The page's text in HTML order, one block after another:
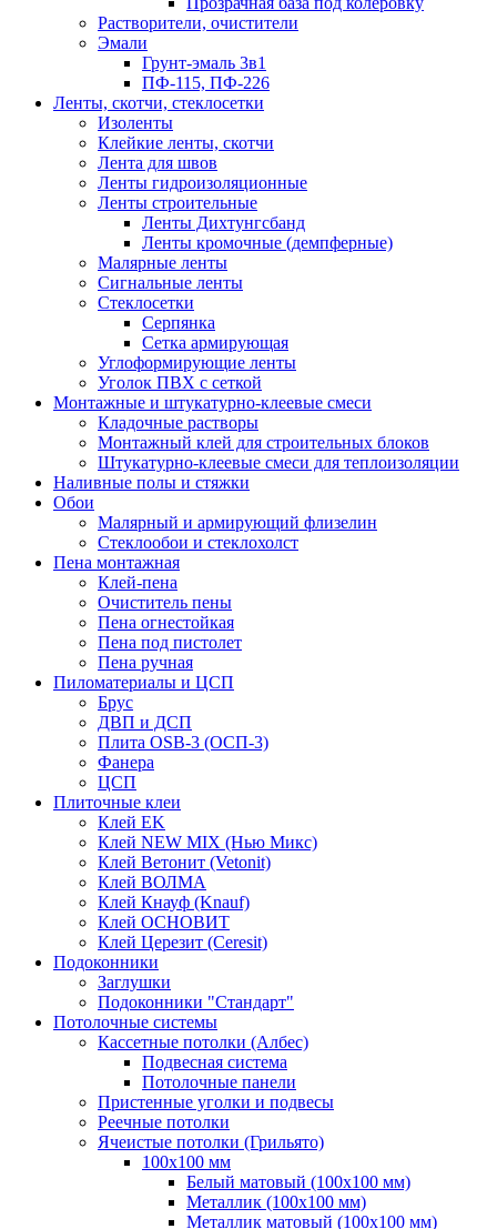
Растворители, очистители
Эмали
Грунт-эмаль 3в1
ПФ-115, ПФ-226
Ленты, скотчи, стеклосетки
Изоленты
Клейкие ленты, скотчи
Лента для швов
Ленты гидроизоляционные
Ленты строительные
Ленты Дихтунгсбанд
Ленты кромочные (демпферные)
Малярные ленты
Сигнальные ленты
Стеклосетки
Серпянка
Сетка армирующая
Углоформирующие ленты
Уголок ПВХ с сеткой
Монтажные и штукатурно-клеевые смеси
Кладочные растворы
Монтажный клей для строительных блоков
Штукатурно-клеевые смеси для теплоизоляции
Наливные полы и стяжки
Обои
Малярный и армирующий флизелин
Стеклообои и стеклохолст
Пена монтажная
Клей-пена
Очиститель пены
Пена огнестойкая
Пена под пистолет
Пена ручная
Пиломатериалы и ЦСП
Брус
ДВП и ДСП
Плита OSB-3 (ОСП-3)
Фанера
ЦСП
Плиточные клеи
Клей EK
Клей NEW MIX (Нью Микс)
Клей Ветонит (Vetonit)
Клей ВОЛМА
Клей Кнауф (Knauf)
Клей ОСНОВИТ
Клей Церезит (Ceresit)
Подоконники
Заглушки
Подоконники "Стандарт"
Потолочные системы
Кассетные потолки (Албес)
Подвесная система
Потолочные панели
Пристенные уголки и подвесы
Реечные потолки
Ячеистые потолки (Грильято)
100х100 мм
Белый матовый (100х100 мм)
Металлик (100х100 мм)
Металлик матовый (100х100 мм)